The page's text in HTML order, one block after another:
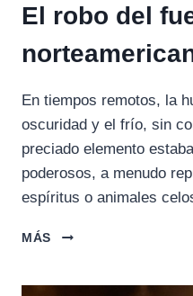
El robo del
En tiempos remotos, la
oscuridad y el frío, sin
preciado elemento
poderosos, a menudo
espíritus o animales
MÁS
EL